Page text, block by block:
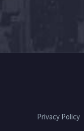
Privacy Policy